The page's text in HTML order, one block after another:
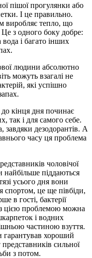
пішої прогулянки або
І це правильно.
виробляє тепло, що
з одного боку добре:
вода і багато інших
людини абсолютно
можуть взагалі не
які успішно
кінця дня починає
так і для самого себе.
завдяки дезодорантів. А
часу ця проблема
чоловічої
найбільше піддаються
усього дня вони
спортом, це ще півбіди,
в гості, бактерії
цією проблемою можна
і водних
частиною взуття.
гарантував хороший
сильної
з потом.